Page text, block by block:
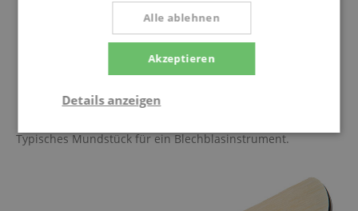
Typisches Mundstück für ein Blechblasinstrument.
Akzeptieren
Alle ablehnen
Details anzeigen
Statistik Marketing Funktional